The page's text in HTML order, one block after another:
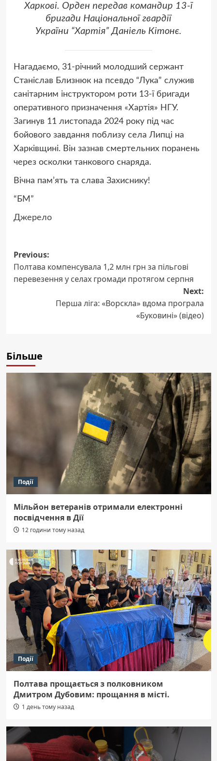
Харкові. Орден передав командир 13-ї
бригади Національної гвардії
України “Хартія” Даніель Кітонє.
Нагадаємо, 31-річний молодший сержант
Станіслав Близнюк на псевдо “Лука” служив
санітарним інструктором роти 13-ї бригади
оперативного призначення «Хартія» НГУ.
Загинув 11 листопада 2024 року під час
бойового завдання поблизу села Липці на
Харківщині. Він зазнав смертельних поранень
через осколки танкового снаряда.
Вічна пам’ять та слава Захиснику!
“БМ”
Джерело
Post
navigation
Previous:
Полтава компенсувала 1,2 млн грн за пільгові
перевезення у селах громади протягом серпня
Next:
Перша ліга: «Ворскла» вдома програла
«Буковині» (відео)
Більше
Події
Мільйон ветеранів отримали електронні
посвідчення в Дії
12 години тому назад
Події
Полтава прощається з полковником
Дмитром Дубовим: прощання в місті.
1 день тому назад